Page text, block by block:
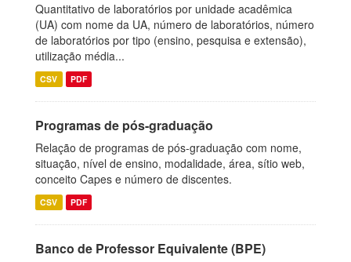
Quantitativo de laboratórios por unidade acadêmica
(UA) com nome da UA, número de laboratórios, número
de laboratórios por tipo (ensino, pesquisa e extensão),
utilização média...
CSV PDF
Programas de pós-graduação
Relação de programas de pós-graduação com nome,
situação, nível de ensino, modalidade, área, sítio web,
conceito Capes e número de discentes.
CSV PDF
Banco de Professor Equivalente (BPE)